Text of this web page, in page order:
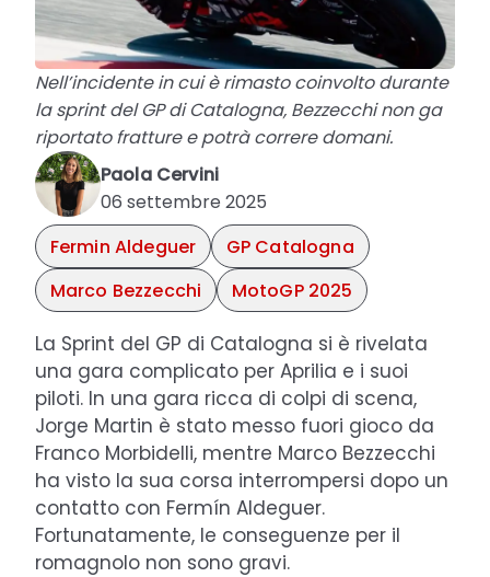
Nell’incidente in cui è rimasto coinvolto durante
la sprint del GP di Catalogna, Bezzecchi non ga
riportato fratture e potrà correre domani.
Paola Cervini
06 settembre 2025
Fermin Aldeguer
GP Catalogna
Marco Bezzecchi
MotoGP 2025
La Sprint del GP di Catalogna si è rivelata
una gara complicato per Aprilia e i suoi
piloti. In una gara ricca di colpi di scena,
Jorge Martin è stato messo fuori gioco da
Franco Morbidelli, mentre Marco Bezzecchi
ha visto la sua corsa interrompersi dopo un
contatto con Fermín Aldeguer.
Fortunatamente, le conseguenze per il
romagnolo non sono gravi.